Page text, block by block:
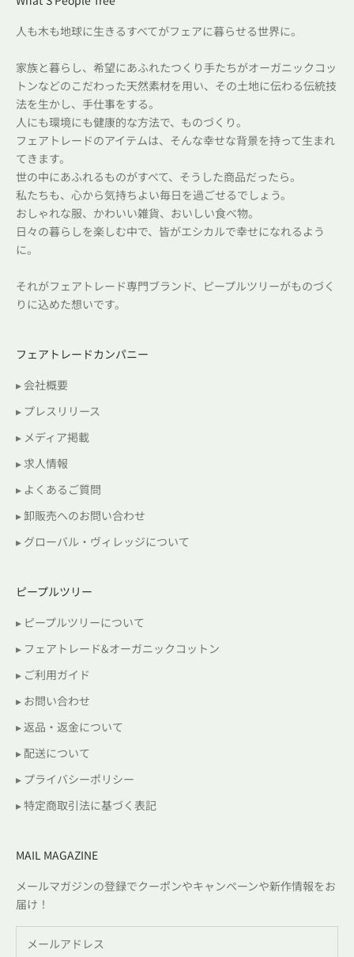
人も木も地球に生きるすべてがフェアに暮らせる世界に。
家族と暮らし、希望にあふれたつくり手たちがオーガニックコッ
トンなどのこだわった天然素材を用い、その土地に伝わる伝統技
法を生かし、手仕事をする。
人にも環境にも健康的な方法で、ものづくり。
フェアトレードのアイテムは、そんな幸せな背景を持って生まれ
てきます。
世の中にあふれるものがすべて、そうした商品だったら。
私たちも、心から気持ちよい毎日を過ごせるでしょう。
おしゃれな服、かわいい雑貨、おいしい食べ物。
日々の暮らしを楽しむ中で、皆がエシカルで幸せになれるよう
に。
それがフェアトレード専門ブランド、ピープルツリーがものづく
りに込めた想いです。
フェアトレードカンパニー
▸ 会社概要
▸ プレスリリース
▸ メディア掲載
▸ 求人情報
▸ よくあるご質問
▸ 卸販売へのお問い合わせ
▸ グローバル・ヴィレッジについて
ピープルツリー
▸ ピープルツリーについて
▸ フェアトレード&オーガニックコットン
▸ ご利用ガイド
▸ お問い合わせ
▸ 返品・返金について
▸ 配送について
▸ プライバシーポリシー
▸ 特定商取引法に基づく表記
MAIL MAGAZINE
メールマガジンの登録でクーポンやキャンペーンや新作情報をお
届け！